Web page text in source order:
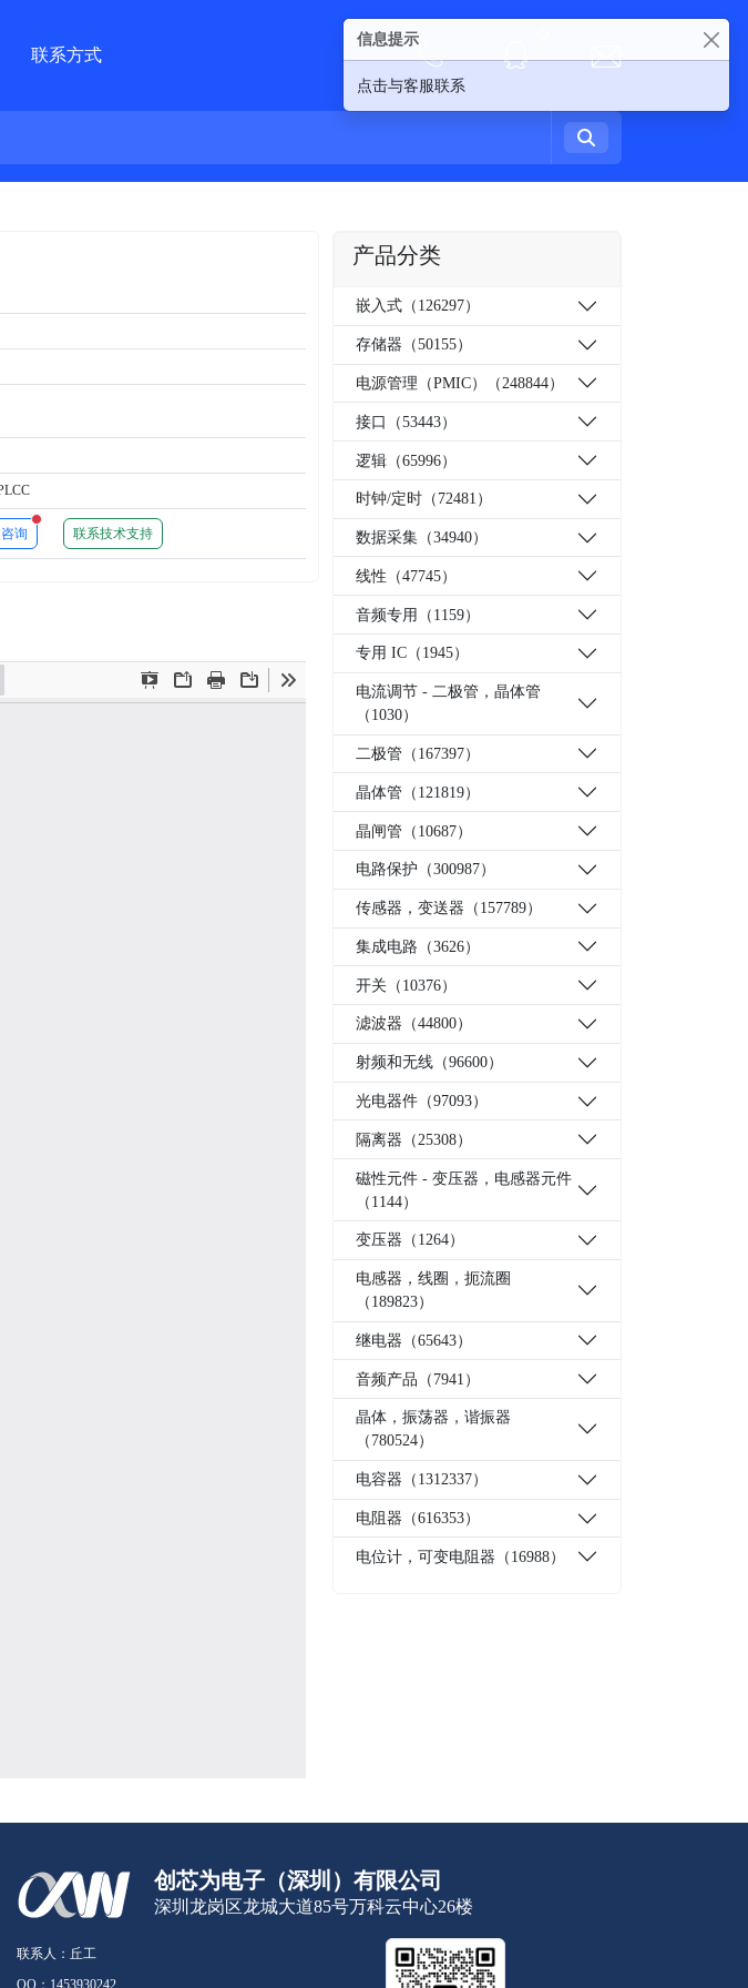
联系方式
信息提示
点击与客服联系
询 New alerts联系技术支持
产品分类
嵌入式（126297）
存储器（50155）
电源管理（PMIC）（248844）
接口（53443）
逻辑（65996）
时钟/定时（72481）
数据采集（34940）
线性（47745）
音频专用（1159）
专用 IC（1945）
电流调节 - 二极管，晶体管
（1030）
二极管（167397）
晶体管（121819）
晶闸管（10687）
电路保护（300987）
传感器，变送器（157789）
集成电路（3626）
开关（10376）
滤波器（44800）
射频和无线（96600）
光电器件（97093）
隔离器（25308）
磁性元件 - 变压器，电感器元件
（1144）
变压器（1264）
电感器，线圈，扼流圈
（189823）
继电器（65643）
音频产品（7941）
晶体，振荡器，谐振器
（780524）
电容器（1312337）
电阻器（616353）
电位计，可变电阻器（16988）
创芯为电子（深圳）有限公司
深圳龙岗区龙城大道85号万科云中心26楼
联系人：丘工
QQ： 1453930242